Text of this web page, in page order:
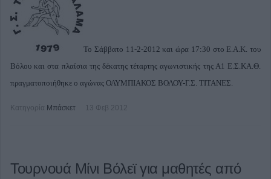
Το Σάββατο 11-2-2012 και ώρα 17:30 στο Ε.Α.Κ. του
Βόλου και στα πλαίσια της δέκατης τέταρτης αγωνιστικής της Α1 Ε.Σ.ΚΑ.Θ.
πραγματοποιήθηκε ο αγώνας ΟΛΥΜΠΙΑΚΟΣ ΒΟΛΟΥ-Γ.Σ. ΤΙΤΑΝΕΣ.
Κατηγορία Μπάσκετ 13 Φεβ 2012
Τουρνουά Μίνι Βόλεϊ για μαθητές από